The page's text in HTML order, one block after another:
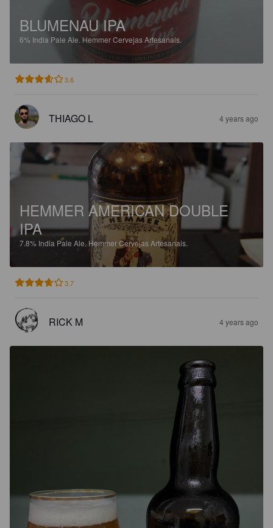
BLUMENAU IPA
6% India Pale Ale. Hemmer Cervejas Artesanais.
3.6
THIAGO L 4 years ago
HEMMER AMERICAN DOUBLE
IPA
7.8% India Pale Ale.Hemmer Cervejas Artesanais.
3.7
RICK M 4 years ago